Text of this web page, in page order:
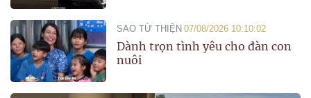
SAO TỪ THIỆN 07/08/2026 10:10:02
Dành trọn tình yêu cho đàn con
nuôi